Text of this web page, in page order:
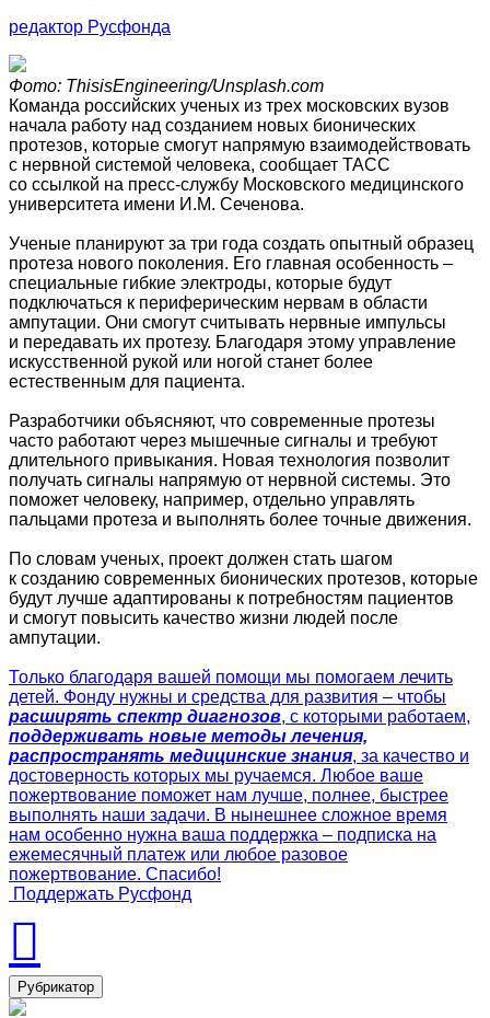
редактор Русфонда
Фото: ThisisEngineering/Unsplash.com
Команда российских ученых из трех московских вузов
начала работу над созданием новых бионических
протезов, которые смогут напрямую взаимодействовать
с нервной системой человека, сообщает ТАСС
со ссылкой на пресс-службу Московского медицинского
университета имени И.М. Сеченова.
Ученые планируют за три года создать опытный образец
протеза нового поколения. Его главная особенность –
специальные гибкие электроды, которые будут
подключаться к периферическим нервам в области
ампутации. Они смогут считывать нервные импульсы
и передавать их протезу. Благодаря этому управление
искусственной рукой или ногой станет более
естественным для пациента.
Разработчики объясняют, что современные протезы
часто работают через мышечные сигналы и требуют
длительного привыкания. Новая технология позволит
получать сигналы напрямую от нервной системы. Это
поможет человеку, например, отдельно управлять
пальцами протеза и выполнять более точные движения.
По словам ученых, проект должен стать шагом
к созданию современных бионических протезов, которые
будут лучше адаптированы к потребностям пациентов
и смогут повысить качество жизни людей после
ампутации.
Только благодаря вашей помощи мы помогаем лечить
детей. Фонду нужны и средства для развития – чтобы
расширять спектр диагнозов, с которыми работаем,
поддерживать новые методы лечения,
распространять медицинские знания, за качество и
достоверность которых мы ручаемся. Любое ваше
пожертвование поможет нам лучше, полнее, быстрее
выполнять наши задачи. В нынешнее сложное время
нам особенно нужна ваша поддержка – подписка на
ежемесячный платеж или любое разовое
пожертвование. Спасибо!
Поддержать Русфонд
Рубрикатор